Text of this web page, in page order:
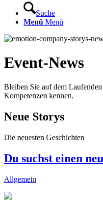
Suche
Menü Menü
Event-News
Bleiben Sie auf dem
Kompetenzen kennen.
Neue Storys
Die neuesten Geschichten
Du suchst einen
Allgemein